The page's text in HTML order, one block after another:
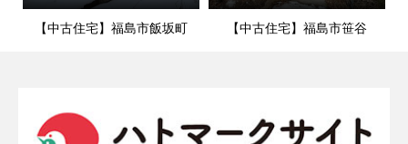
【中古住宅】福島市飯坂町 【中古住宅】福島市笹谷